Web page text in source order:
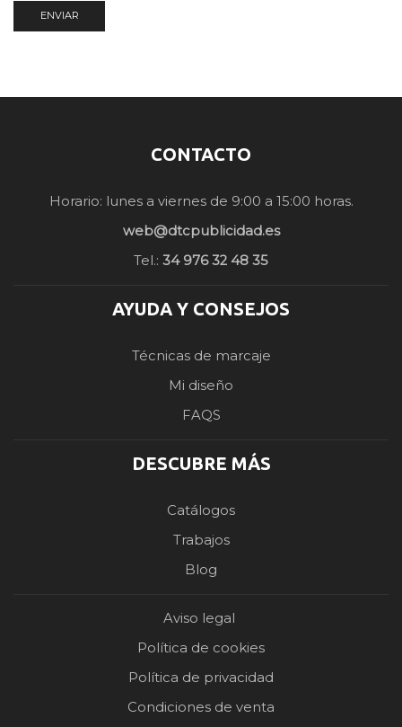
CONTACTO
Horario: lunes a viernes de 9:00 a 15:00 horas.
web@dtcpublicidad.es
Tel.: 34 976 32 48 35
AYUDA Y CONSEJOS
Técnicas de marcaje
Mi diseño
FAQS
DESCUBRE MÁS
Catálogos
Trabajos
Blog
Aviso legal
Política de cookies
Política de privacidad
Condiciones de venta